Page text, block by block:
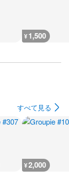
¥1,500
すべて見る
¥2,000